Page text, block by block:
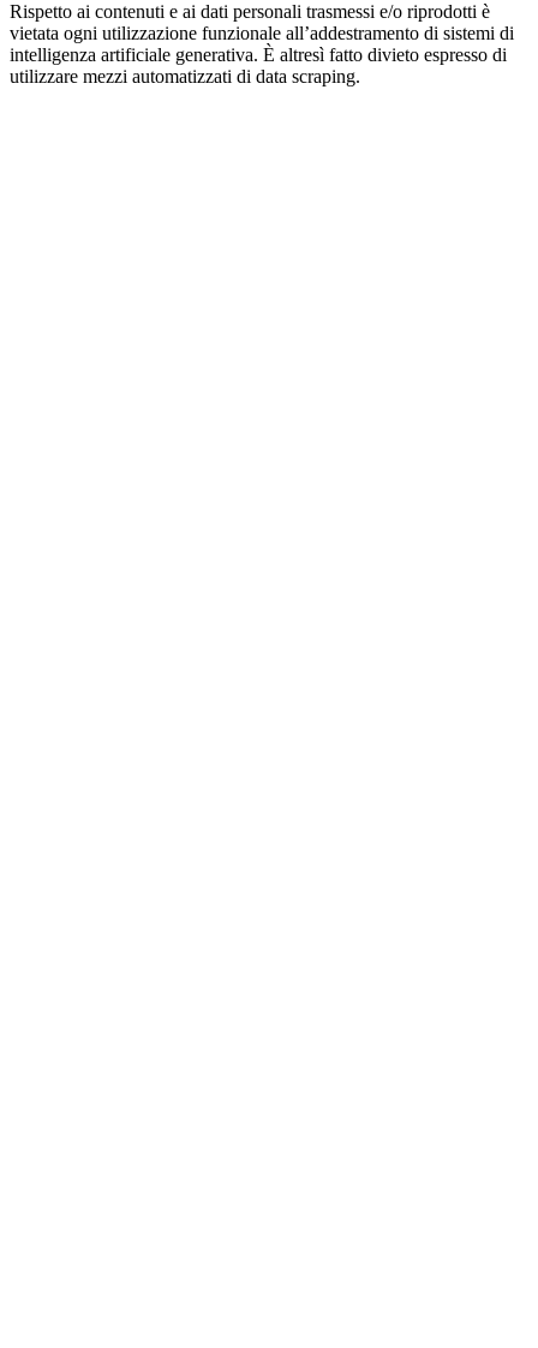
Rispetto ai contenuti e ai dati personali trasmessi e/o riprodotti è
vietata ogni utilizzazione funzionale all’addestramento di sistemi di
intelligenza artificiale generativa. È altresì fatto divieto espresso di
utilizzare mezzi automatizzati di data scraping.